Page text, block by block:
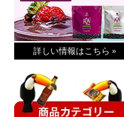
詳しい情報はこちら »